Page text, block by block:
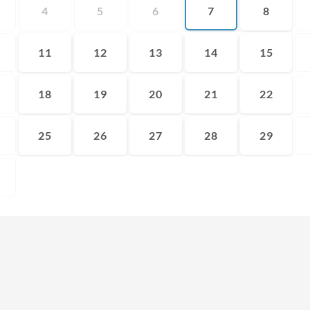
4 5 6 7 8
11 12 13 14 15
18 19 20 21 22
25 26 27 28 29